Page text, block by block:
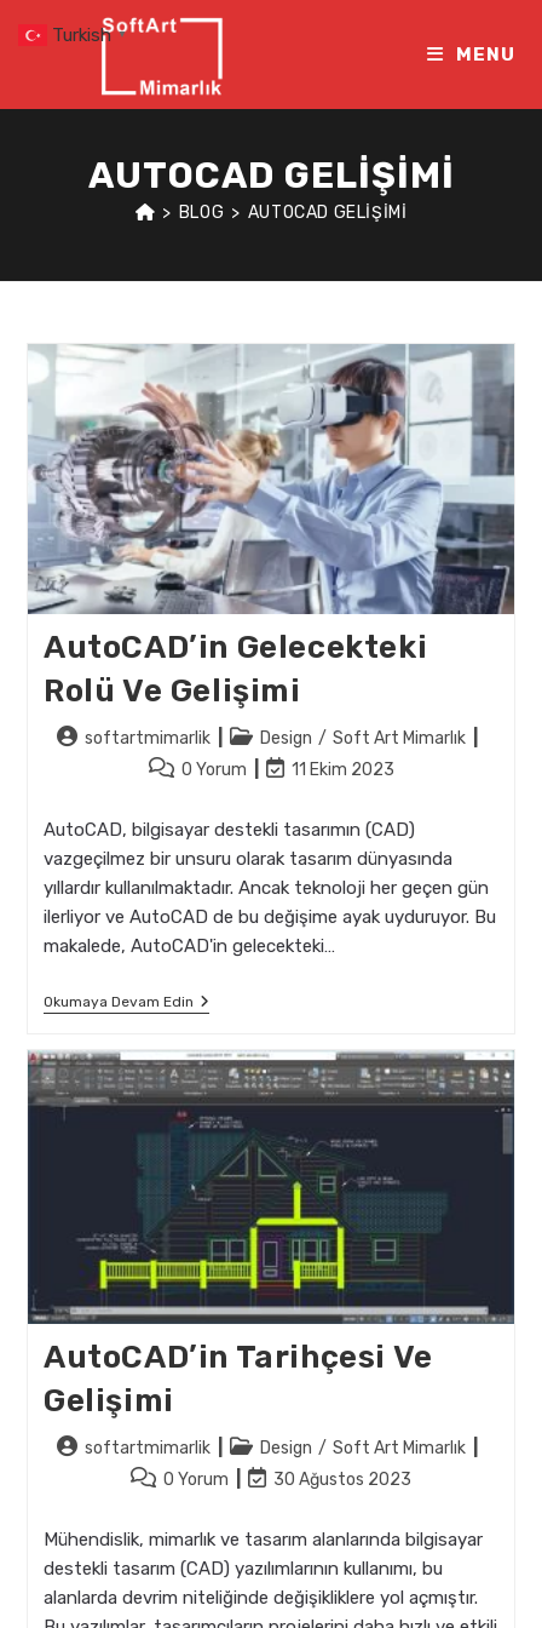
MENU
AUTOCAD GELIŞIMI
> BLOG > AUTOCAD GELIŞIMI
AutoCAD’in Gelecekteki
Rolü Ve Gelişimi
Postsoftartmimarlik
Post
category:
Design / Soft Art Mimarlık
Post0 Yorum
Post
modified:
11 Ekim 2023
AutoCAD, bilgisayar destekli tasarımın (CAD)
vazgeçilmez bir unsuru olarak tasarım dünyasında
yıllardır kullanılmaktadır. Ancak teknoloji her geçen gün
ilerliyor ve AutoCAD de bu değişime ayak uyduruyor. Bu
makalede, AutoCAD'in gelecekteki…
Okumaya Devam EdinAutoCAD’in
Gelecekteki
Ve
Gelişimi
AutoCAD’in Tarihçesi Ve
Gelişimi
Postsoftartmimarlik
Post
category:
Design / Soft Art Mimarlık
Post0 Yorum
Post
modified:
30 Ağustos 2023
Mühendislik, mimarlık ve tasarım alanlarında bilgisayar
destekli tasarım (CAD) yazılımlarının kullanımı, bu
alanlarda devrim niteliğinde değişikliklere yol açmıştır.
Turkish ▼